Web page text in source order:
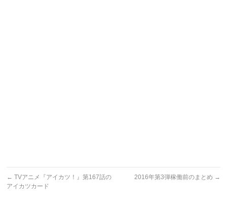
← TVアニメ『アイカツ！』第167話の
アイカツカード
2016年第3弾稼働前のまとめ →